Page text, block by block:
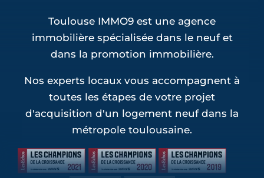
Toulouse IMMO9 est une agence
immobilière spécialisée dans le neuf et
dans la promotion immobilière.
Nos experts locaux vous accompagnent à
toutes les étapes de votre projet
d'acquisition d'un logement neuf dans la
métropole toulousaine.